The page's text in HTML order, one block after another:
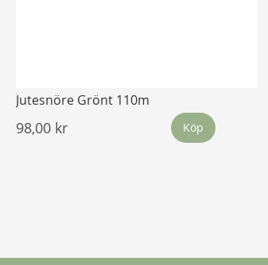
Jutesnöre Grönt 110m
98,00 kr Köp